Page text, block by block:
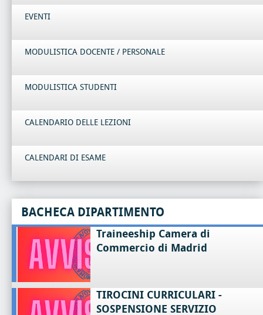
EVENTI
MODULISTICA DOCENTE / PERSONALE
MODULISTICA STUDENTI
CALENDARIO DELLE LEZIONI
CALENDARI DI ESAME
BACHECA DIPARTIMENTO
Traineeship Camera di
Commercio di Madrid
TIROCINI CURRICULARI -
SOSPENSIONE SERVIZIO